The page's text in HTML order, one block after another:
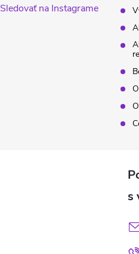
Sledovať na Instagrame